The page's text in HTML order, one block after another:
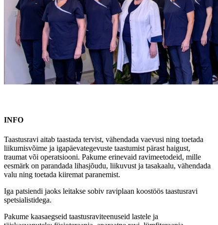
INFO
Taastusravi aitab taastada tervist, vähendada vaevusi ning toetada
liikumisvõime ja igapäevategevuste taastumist pärast haigust,
traumat või operatsiooni. Pakume erinevaid ravimeetodeid, mille
eesmärk on parandada lihasjõudu, liikuvust ja tasakaalu, vähendada
valu ning toetada kiiremat paranemist.
Iga patsiendi jaoks leitakse sobiv raviplaan koostöös taastusravi
spetsialistidega.
Pakume kaasaegseid taastusraviteenuseid lastele ja